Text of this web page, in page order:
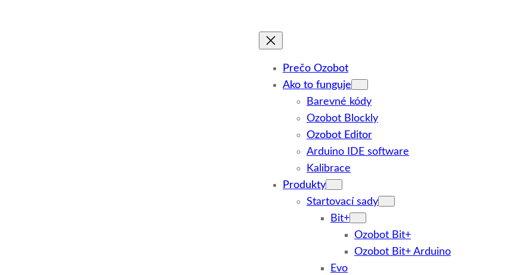
Prečo Ozobot
Ako to funguje
Barevné kódy
Ozobot Blockly
Ozobot Editor
Arduino IDE software
Kalibrace
Produkty
Startovací sady
Bit+
Ozobot Bit+
Ozobot Bit+ Arduino
Evo